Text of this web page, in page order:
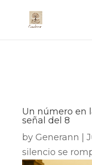
Un número en
señal del 8
by Generann
silencio se